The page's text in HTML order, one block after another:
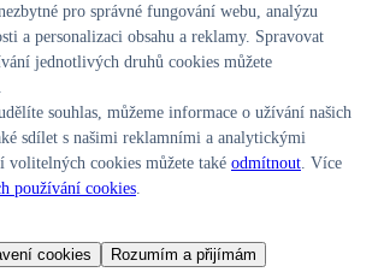
sítě
doba
– Pátek
pro správné fungování webu, analýzu
a personalizaci obsahu a reklamy. Spravovat
jednotlivých druhů cookies můžete
souhlas, můžeme informace o užívání našich
sdílet s našimi reklamními a analytickými
volitelných cookies můžete také odmítnout . Více
používání cookies
cookies Rozumím a přijímám